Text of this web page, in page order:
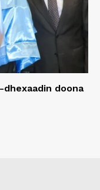
dhexaadin doona